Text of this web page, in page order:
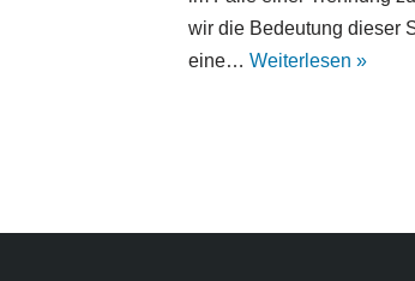
wir die Bedeutung dieser
eine… Weiterlesen »